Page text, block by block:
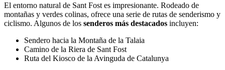
El entorno natural de Sant Fost es impresionante. Rodeado de
montañas y verdes colinas, ofrece una serie de rutas de senderismo y
ciclismo. Algunos de los senderos más destacados incluyen:
Sendero hacia la Montaña de la Talaia
Camino de la Riera de Sant Fost
Ruta del Kiosco de la Avinguda de Catalunya